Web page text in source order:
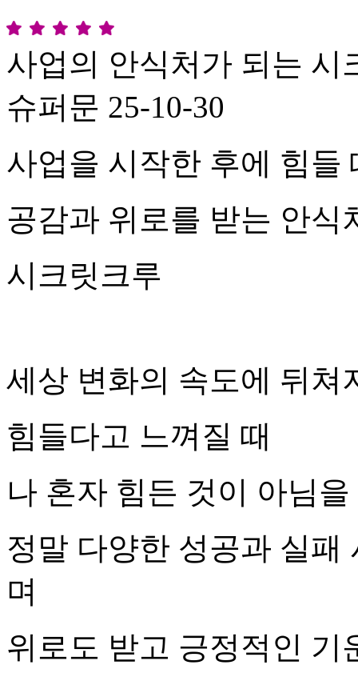
사업의 안식처가 되는 시
슈퍼문 25-10-30
사업을 시작한 후에 힘들
공감과 위로를 받는 안식
시크릿크루
세상 변화의 속도에 뒤
힘들다고 느껴질 때
나 혼자 힘든 것이 아님을
정말 다양한 성공과 실패
며
위로도 받고 긍정적인 기